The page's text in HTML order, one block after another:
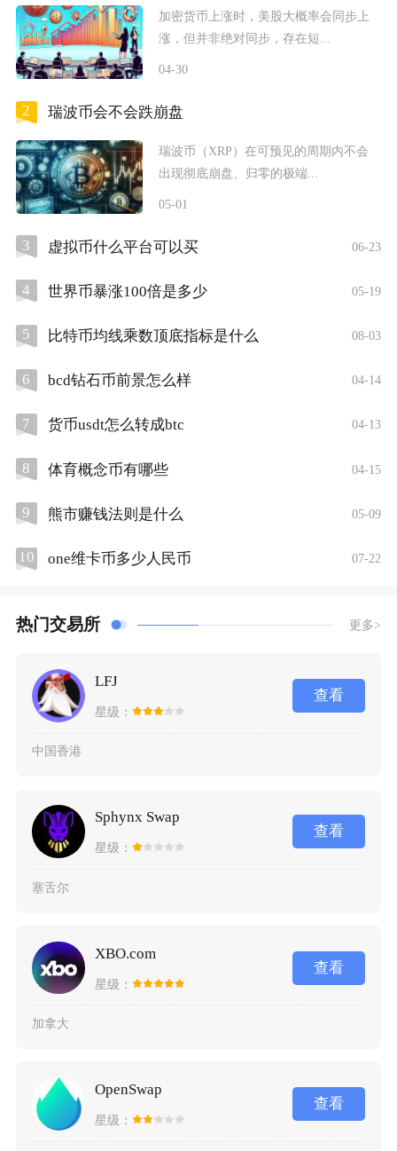
加密货币上涨时，美股大概率会同步上
涨，但并非绝对同步，存在短...
04-30
2 瑞波币会不会跌崩盘
瑞波币（XRP）在可预见的周期内不会
出现彻底崩盘、归零的极端...
05-01
3 虚拟币什么平台可以买 06-23
4 世界币暴涨100倍是多少 05-19
5 比特币均线乘数顶底指标是什么 08-03
6 bcd钻石币前景怎么样 04-14
7 货币usdt怎么转成btc 04-13
8 体育概念币有哪些 04-15
9 熊市赚钱法则是什么 05-09
10 one维卡币多少人民币 07-22
热门交易所 更多>
LFJ
星级：
查看
中国香港
Sphynx Swap
星级：
查看
塞舌尔
XBO.com
星级：
查看
加拿大
OpenSwap
星级：
查看